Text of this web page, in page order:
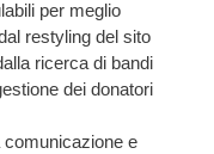
per meglio
restyling del sito
ricerca di bandi
dei donatori
comunicazione e